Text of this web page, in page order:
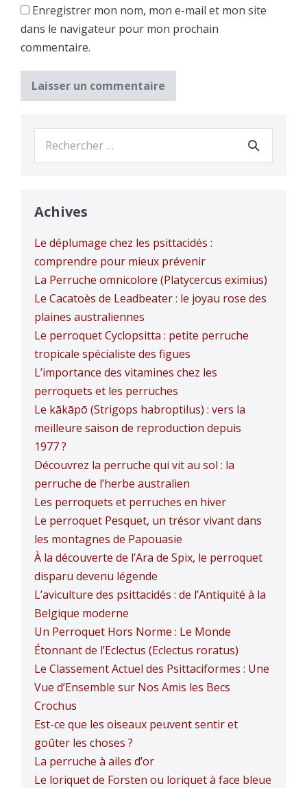
Enregistrer mon nom, mon e-mail et mon site
dans le navigateur pour mon prochain
commentaire.
pour :
Achives
Le déplumage chez les psittacidés :
comprendre pour mieux prévenir
La Perruche omnicolore (Platycercus eximius)
Le Cacatoès de Leadbeater : le joyau rose des
plaines australiennes
Le perroquet Cyclopsitta : petite perruche
tropicale spécialiste des figues
L’importance des vitamines chez les
perroquets et les perruches
Le kākāpō (Strigops habroptilus) : vers la
meilleure saison de reproduction depuis
1977 ?
Découvrez la perruche qui vit au sol : la
perruche de l’herbe australien
Les perroquets et perruches en hiver
Le perroquet Pesquet, un trésor vivant dans
les montagnes de Papouasie
À la découverte de l’Ara de Spix, le perroquet
disparu devenu légende
L’aviculture des psittacidés : de l’Antiquité à la
Belgique moderne
Un Perroquet Hors Norme : Le Monde
Étonnant de l’Eclectus (Eclectus roratus)
Le Classement Actuel des Psittaciformes : Une
Vue d’Ensemble sur Nos Amis les Becs
Crochus
Est-ce que les oiseaux peuvent sentir et
goûter les choses ?
La perruche à ailes d’or
Le loriquet de Forsten ou loriquet à face bleue